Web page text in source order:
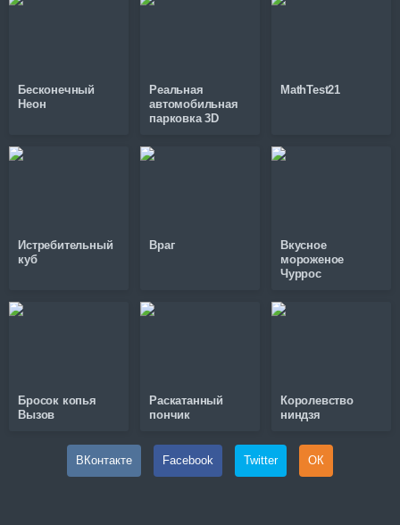
Бесконечный
Неон
Реальная
автомобильная
парковка 3D
MathTest21
Истребительный
куб
Враг
Вкусное
мороженое
Чуррос
Бросок копья
Вызов
Раскатанный
пончик
Королевство
ниндзя
ВКонтакте Facebook Twitter ОК